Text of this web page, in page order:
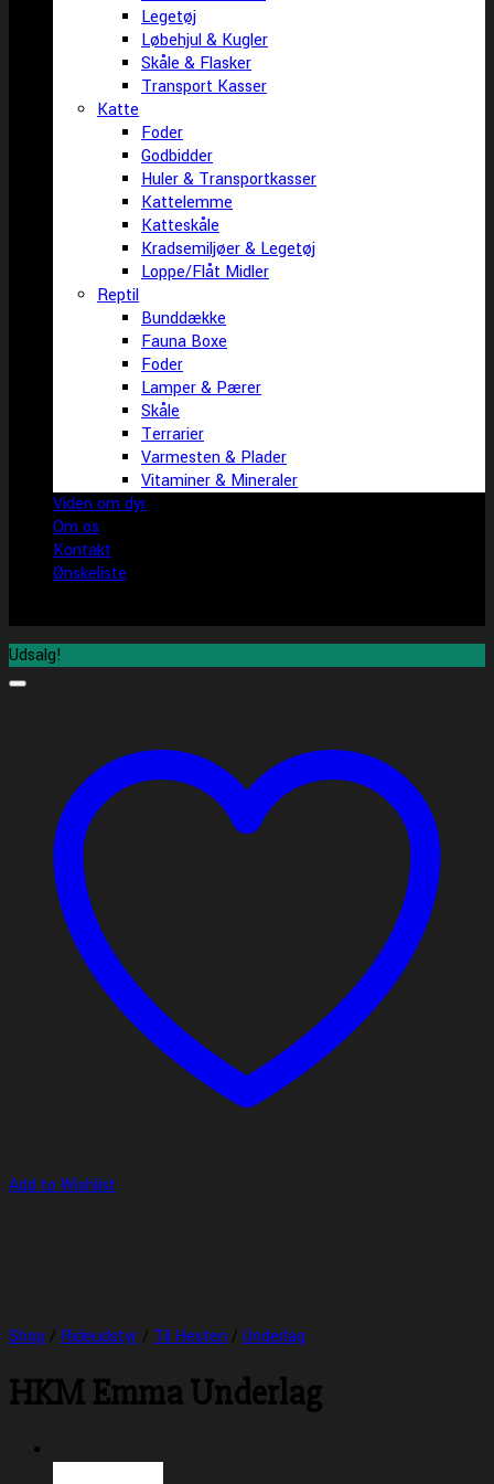
Legetøj
Løbehjul & Kugler
Skåle & Flasker
Transport Kasser
Katte
Foder
Godbidder
Huler & Transportkasser
Kattelemme
Katteskåle
Kradsemiljøer & Legetøj
Loppe/Flåt Midler
Reptil
Bunddække
Fauna Boxe
Foder
Lamper & Pærer
Skåle
Terrarier
Varmesten & Plader
Vitaminer & Mineraler
Viden om dyr
Om os
Kontakt
Ønskeliste
Udsalg!
Add to Wishlist
Shop / Rideudstyr / Til Hesten / Underlag
HKM Emma Underlag